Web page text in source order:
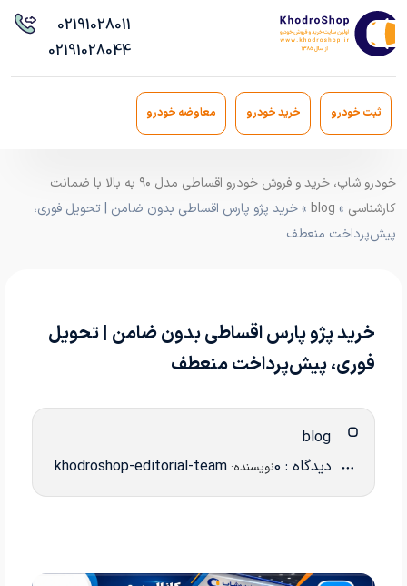
02191028011
02191028044
ثبت خودرو خرید خودرو معاوضه خودرو
خودرو شاپ، خرید و فروش خودرو اقساطی مدل ۹۰ به بالا با ضمانت
کارشناسی »
blog » خرید پژو پارس اقساطی بدون ضامن | تحویل فوری،
پیش‌پرداخت منعطف
خرید پژو پارس اقساطی بدون ضامن | تحویل
فوری، پیش‌پرداخت منعطف
دیدگاه : 0 نویسنده: khodroshop-editorial-team